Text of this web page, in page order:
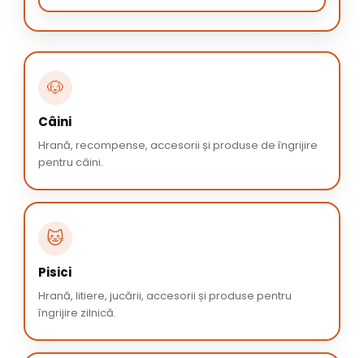
🐶
Câini
Hrană, recompense, accesorii și produse de îngrijire
pentru câini.
🐱
Pisici
Hrană, litiere, jucării, accesorii și produse pentru
îngrijire zilnică.